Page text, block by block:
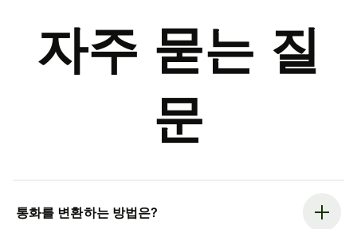
자주 묻는 질
문
통화를 변환하는 방법은?